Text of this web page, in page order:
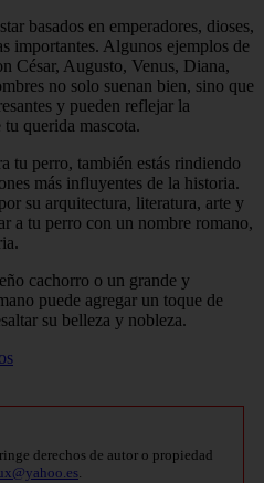
basados en emperadores, dioses,
importantes. Algunos ejemplos de
César, Augusto, Venus, Diana,
no solo suenan bien, sino que
y pueden reflejar la
querida mascota.
tu perro, también estás rindiendo
más influyentes de la historia.
su arquitectura, literatura, arte y
a tu perro con un nombre romano,
cachorro o un grande y
puede agregar un toque de
su belleza y nobleza.
derechos de autor o propiedad
.